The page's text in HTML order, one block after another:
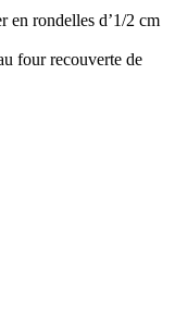
en rondelles d’1/2 cm
four recouverte de